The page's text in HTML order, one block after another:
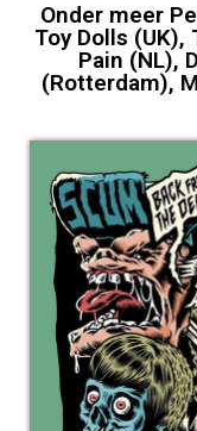
Onder meer
Toy Dolls (UK),
Pain (NL),
(Rotterdam),